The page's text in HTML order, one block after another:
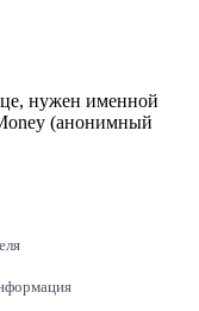
нужен именной
(анонимный